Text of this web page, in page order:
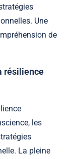
Une
de
résilience
les
La pleine